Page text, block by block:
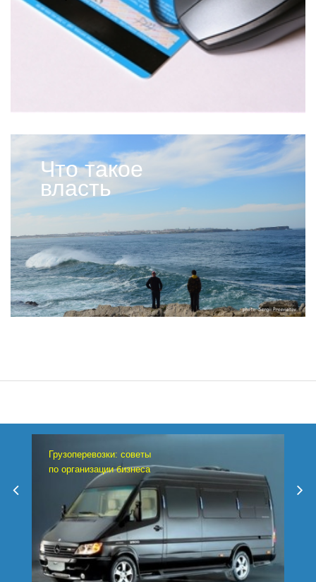
Что такое
власть
Грузоперевозки: советы
по организации бизнеса